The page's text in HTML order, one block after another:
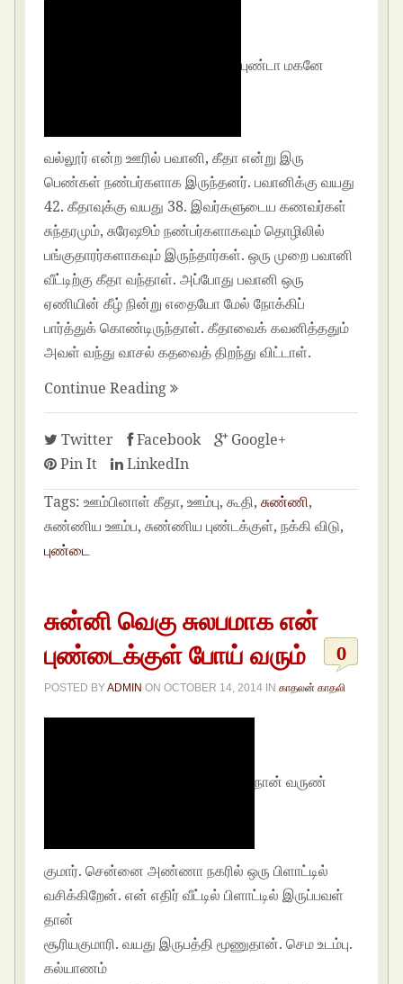
புண்டா மகனே
வல்லூர் என்ற ஊரில் பவானி, கீதா என்று இரு
பெண்கள் நண்பர்களாக இருந்தனர். பவானிக்கு வயது
42. கீதாவுக்கு வயது 38. இவர்களுடைய கணவர்கள்
சுந்தரமும், சுரேஷூம் நண்பர்களாகவும் தொழிலில்
பங்குதாரர்களாகவும் இருந்தார்கள். ஒரு முறை பவானி
வீட்டிற்கு கீதா வந்தாள். அப்போது பவானி ஒரு
ஏணியின் கீழ் நின்று எதையோ மேல் நோக்கிப்
பார்த்துக் கொண்டிருந்தாள். கீதாவைக் கவனித்ததும்
அவள் வந்து வாசல் கதவைத் திறந்து விட்டாள்.
Continue Reading
Twitter Facebook
Google+
Pin It
LinkedIn
Tags: ஊம்பினாள் கீதா, ஊம்பு, கூதி,சுண்ணி,
சுண்ணிய ஊம்ப, சுண்ணிய புண்டக்குள், நக்கி விடு,
புண்டை
சுன்னி வெகு சுலபமாக என்
புண்டைக்குள் போய் வரும்
0
POSTED BY ADMIN ONOCTOBER 14, 2014 INகாதலன் காதலி
நான் வருண்
குமார். சென்னை அண்ணா நகரில் ஒரு பிளாட்டில்
வசிக்கிறேன். என் எதிர் வீட்டில் பிளாட்டில் இருப்பவள்
தான்
சூரியகுமாரி. வயது இருபத்தி மூணுதான். செம உடம்பு.
கல்யாணம்